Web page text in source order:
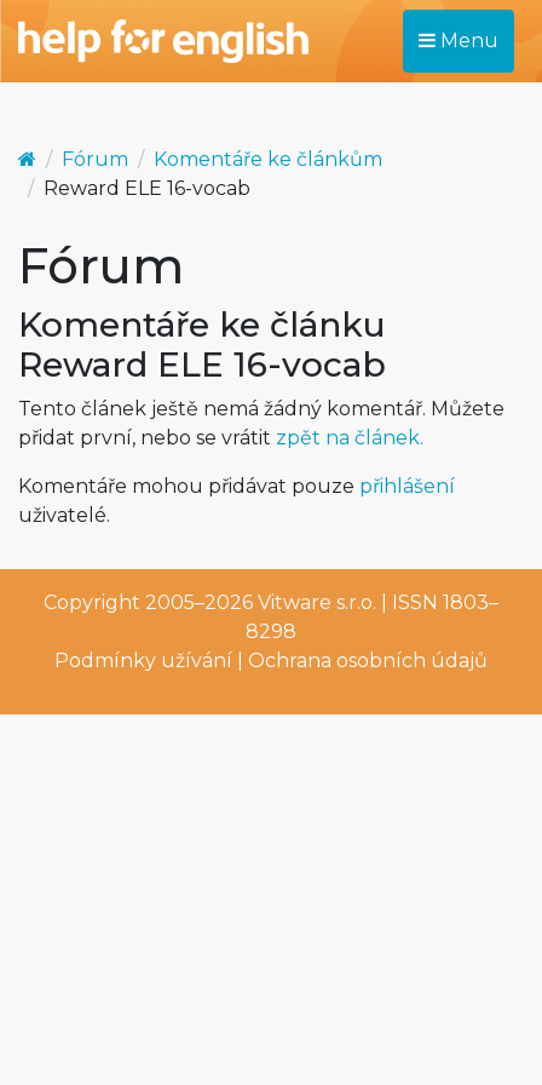
Menu
Fórum
Komentáře ke článkům
Reward ELE 16-vocab
Fórum
Komentáře ke článku
Reward ELE 16-vocab
Tento článek ještě nemá žádný komentář. Můžete
přidat první, nebo se vrátit zpět na článek.
Komentáře mohou přidávat pouze přihlášení
uživatelé.
Copyright 2005–2026 Vitware s.r.o. | ISSN 1803–
8298
Podmínky užívání
Ochrana osobních údajů